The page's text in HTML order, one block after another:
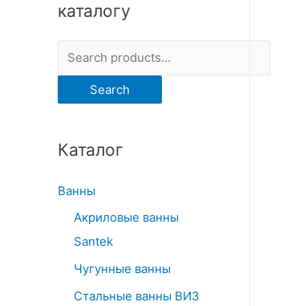
каталогу
e
a
c
f
Search
Каталог
Ванны
Акриловые ванны
Santek
Чугунные ванны
Стальные ванны ВИЗ